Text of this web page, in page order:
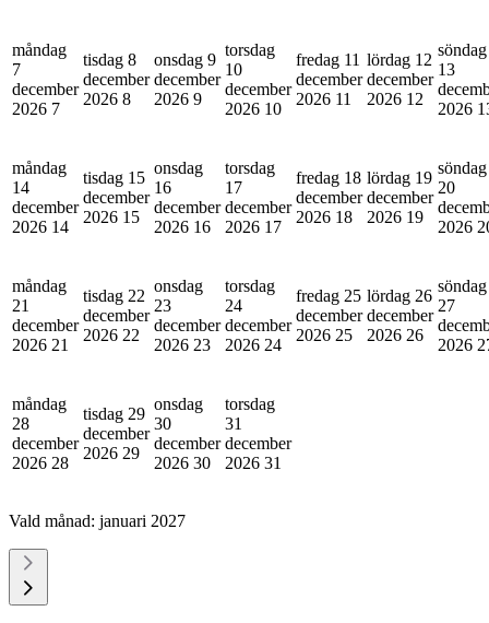
måndag
7
december
2026 7
tisdag 8
december
2026 8
onsdag 9
december
2026 9
torsdag
10
december
2026 10
fredag 11
december
2026 11
lördag 12
december
2026 12
söndag
13
2026
måndag
14
december
2026 14
tisdag 15
december
2026 15
onsdag
16
december
2026 16
torsdag
17
december
2026 17
fredag 18
december
2026 18
lördag 19
december
2026 19
söndag
20
2026
måndag
21
december
2026 21
tisdag 22
december
2026 22
onsdag
23
december
2026 23
torsdag
24
december
2026 24
fredag 25
december
2026 25
lördag 26
december
2026 26
söndag
27
2026
måndag
28
december
2026 28
tisdag 29
december
2026 29
onsdag
30
december
2026 30
torsdag
31
december
2026 31
Vald månad: januari 2027